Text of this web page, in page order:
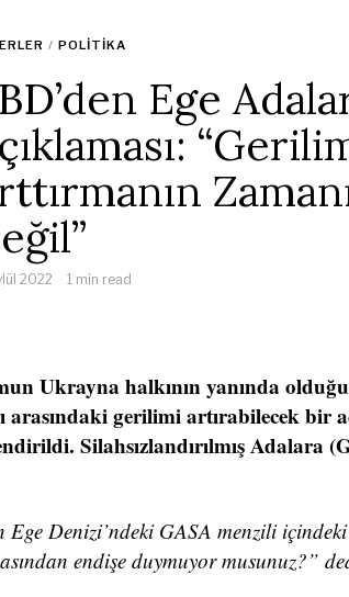
/ POLITIKA
Ege
2022 1 min read
Ukrayna halkının yanında
arasındaki gerilimi artırabilecek bir
Silahsızlandırılmış Adalara
Ege Denizi’ndeki GASA menzili
endişe duymuyor musunuz?”